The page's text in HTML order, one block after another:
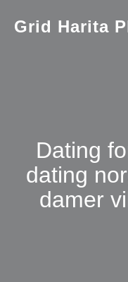
Grid Harita
Dating
dating
damer